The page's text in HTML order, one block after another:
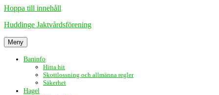
Hoppa till innehåll
Huddinge Jaktvårdsförening
Meny
Baninfo
Hitta hit
Skottlossning och allmänna regler
Säkerhet
Hagel